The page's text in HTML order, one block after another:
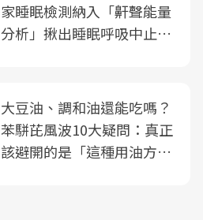
家睡眠檢測納入「鼾聲能量
分析」揪出睡眠呼吸中止症
大豆油、調和油還能吃嗎？
苯駢芘風波10大疑問：真正
該避開的是「這種用油方